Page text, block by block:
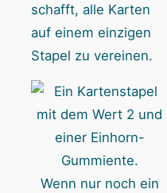
schafft, alle Karten
auf einem einzigen
Stapel zu vereinen.
Wenn nur noch ein